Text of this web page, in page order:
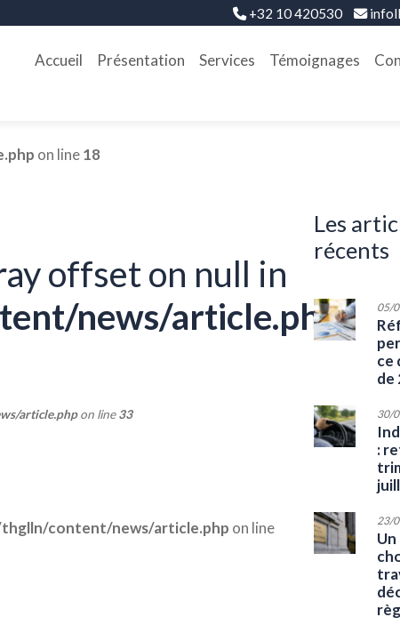
+32 10 420530
Accueil Présentation Services Témoignages
on line18
offset on null in
news/article.php
article.phpon line33
content/news/article.php on line
les articles les plus
récents
05/
ce
de
30/
:
23/